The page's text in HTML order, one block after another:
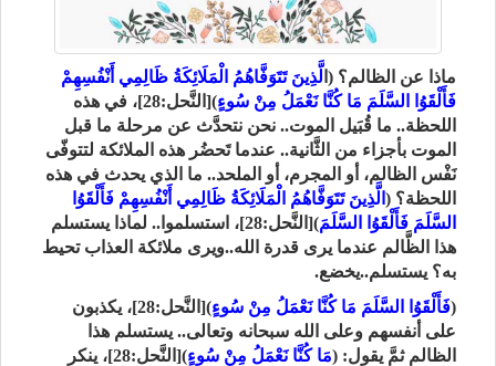
ماذا عن الظالم؟ (ا لَّذِينَ تَتَوَفَّاهُمُ الْمَلَائِكَةُ ظَالِمِي أَنْفُسِهِمْ
فَأَلْقَوُا السَّلَمَ مَا كُنَّا نَعْمَلُ مِنْ سُوءٍ
)[النَّحل:28]، في هذه
اللحظة.. ما قُبَيل الموت.. نحن نتحدَّث عن مرحلة ما قبل
الموت بأجزاء من الثَّانية.. عندما تَحضُر هذه الملائكة لتتوفّى
نَفْس الظالم، أو المجرم، أو الملحد.. ما الذي يحدث في هذه
اللحظة؟ (الَّذِينَ تَتَوَفَّاهُمُ الْمَلَائِكَةُ ظَالِمِي أَنْفُسِهِمْ فَأَلْقَوُا
السَّلَمَ فَأَلْقَوُا السَّلَمَ
)[النَّحل:28]، استسلموا.. لماذا يستسلم
هذا الظَّالم عندما يرى قدرة الله..ويرى ملائكة العذاب تحيط
به؟ يستسلم..يخضع.
(فَأَلْقَوُا السَّلَمَ مَا كُنَّا نَعْمَلُ مِنْ سُوءٍ
)[النَّحل:28]، يكذبون
على أنفسهم وعلى الله سبحانه وتعالى.. يستسلم هذا
الظالم ثمَّ يقول: (مَا كُنَّا نَعْمَلُ مِنْ سُوءٍ
)[النَّحل:28]، ينكر